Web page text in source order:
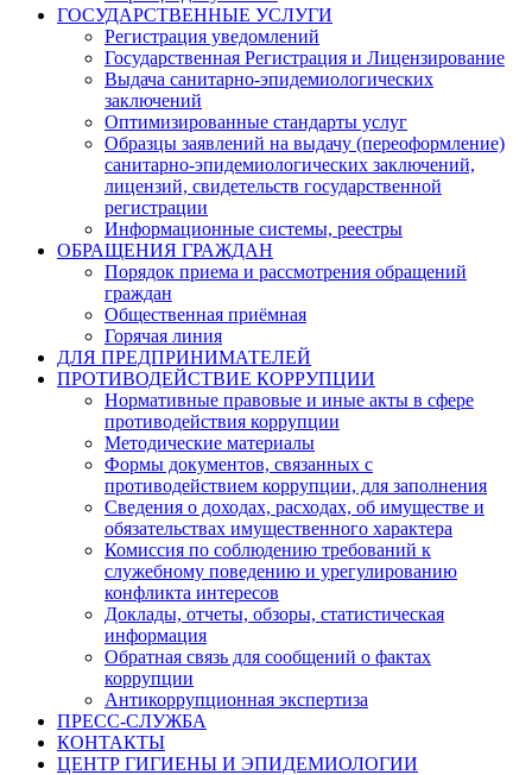
ГОСУДАРСТВЕННЫЕ УСЛУГИ
Регистрация уведомлений
Государственная Регистрация и Лицензирование
Выдача санитарно-эпидемиологических
заключений
Оптимизированные стандарты услуг
Образцы заявлений на выдачу (переоформление)
санитарно-эпидемиологических заключений,
лицензий, свидетельств государственной
регистрации
Информационные системы, реестры
ОБРАЩЕНИЯ ГРАЖДАН
Порядок приема и рассмотрения обращений
граждан
Общественная приёмная
Горячая линия
ДЛЯ ПРЕДПРИНИМАТЕЛЕЙ
ПРОТИВОДЕЙСТВИЕ КОРРУПЦИИ
Нормативные правовые и иные акты в сфере
противодействия коррупции
Методические материалы
Формы документов, связанных с
противодействием коррупции, для заполнения
Сведения о доходах, расходах, об имуществе и
обязательствах имущественного характера
Комиссия по соблюдению требований к
служебному поведению и урегулированию
конфликта интересов
Доклады, отчеты, обзоры, статистическая
информация
Обратная связь для сообщений о фактах
коррупции
Антикоррупционная экспертиза
ПРЕСС-СЛУЖБА
КОНТАКТЫ
ЦЕНТР ГИГИЕНЫ И ЭПИДЕМИОЛОГИИ